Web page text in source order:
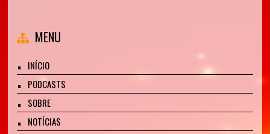
MENU
INÍCIO
PODCASTS
SOBRE
NOTÍCIAS